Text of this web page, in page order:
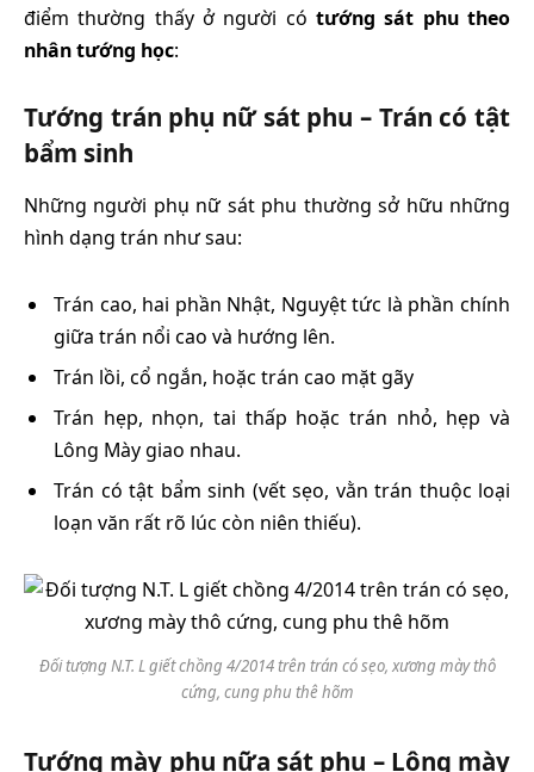
điểm thường thấy ở người có tướng sát phu theo
nhân tướng học:
Tướng trán phụ nữ sát phu – Trán có tật
bẩm sinh
Những người phụ nữ sát phu thường sở hữu những
hình dạng trán như sau:
Trán cao, hai phần Nhật, Nguyệt tức là phần chính
giữa trán nổi cao và hướng lên.
Trán lồi, cổ ngắn, hoặc trán cao mặt gãy
Trán hẹp, nhọn, tai thấp hoặc trán nhỏ, hẹp và
Lông Mày giao nhau.
Trán có tật bẩm sinh (vết sẹo, vằn trán thuộc loại
loạn văn rất rõ lúc còn niên thiếu).
Đối tượng N.T. L giết chồng 4/2014 trên trán có sẹo, xương mày thô
cứng, cung phu thê hõm
Tướng mày phụ nữa sát phu – Lông mày